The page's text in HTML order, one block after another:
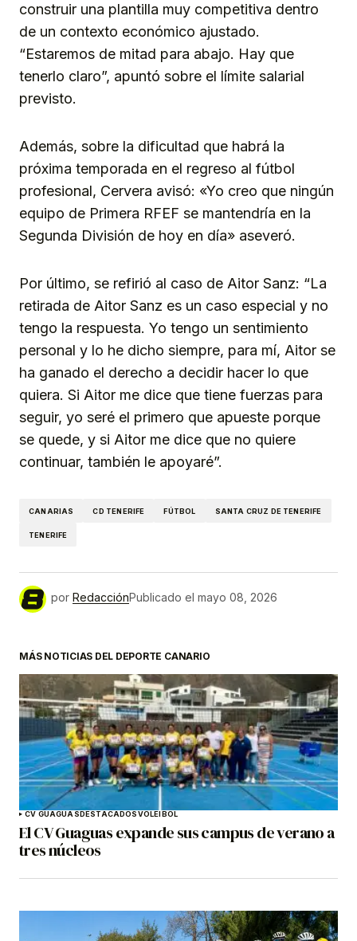
construir una plantilla muy competitiva dentro
de un contexto económico ajustado.
“Estaremos de mitad para abajo. Hay que
tenerlo claro”, apuntó sobre el límite salarial
previsto.
Además, sobre la dificultad que habrá la
próxima temporada en el regreso al fútbol
profesional, Cervera avisó: «Yo creo que ningún
equipo de Primera RFEF se mantendría en la
Segunda División de hoy en día» aseveró.
Por último, se refirió al caso de Aitor Sanz: “La
retirada de Aitor Sanz es un caso especial y no
tengo la respuesta. Yo tengo un sentimiento
personal y lo he dicho siempre, para mí, Aitor se
ha ganado el derecho a decidir hacer lo que
quiera. Si Aitor me dice que tiene fuerzas para
seguir, yo seré el primero que apueste porque
se quede, y si Aitor me dice que no quiere
continuar, también le apoyaré”.
CANARIAS CD TENERIFE FÚTBOL SANTA CRUZ DE TENERIFE
TENERIFE
por RedacciónPublicado el mayo 08, 2026
MÁS NOTICIAS DEL DEPORTE CANARIO
CV GUAGUASDESTACADOSVOLEIBOL
El CV Guaguas expande sus campus de verano a
tres núcleos